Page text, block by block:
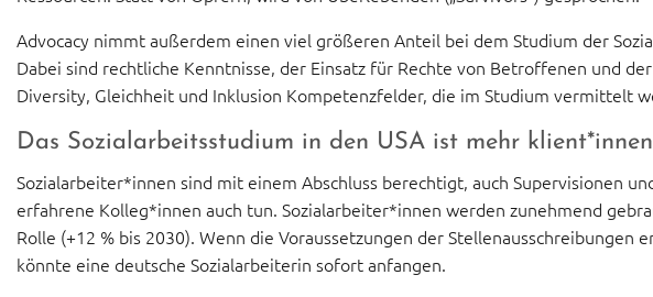
Advocacy nimmt außerdem einen viel größeren Anteil bei dem Studium der
Dabei sind rechtliche Kenntnisse, der Einsatz für Rechte von Betroffenen und
Diversity, Gleichheit und Inklusion Kompetenzfelder, die im Studium vermittelt
Das Sozialarbeitsstudium in den USA ist mehr
Sozialarbeiter*innen sind mit einem Abschluss berechtigt, auch Supervisionen
erfahrene Kolleg*innen auch tun. Sozialarbeiter*innen werden zunehmend
Rolle (+12 % bis 2030). Wenn die Voraussetzungen der Stellenausschreibungen
könnte eine deutsche Sozialarbeiterin sofort anfangen.